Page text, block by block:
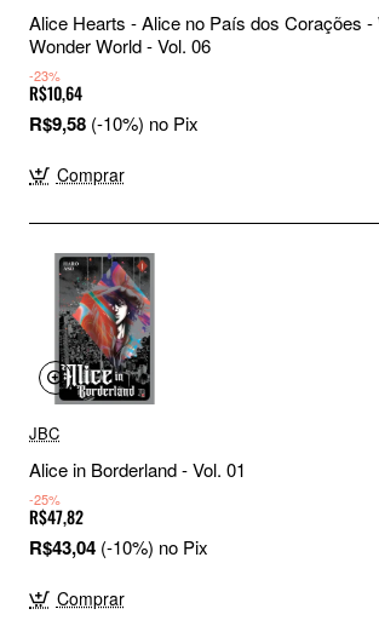
Alice Hearts - Alice no País dos Corações -
Wonder World - Vol. 06
-23%
R$10,64
R$9,58 (-10%) no Pix
Comprar
JBC
Alice in Borderland - Vol. 01
-25%
R$47,82
R$43,04 (-10%) no Pix
Comprar